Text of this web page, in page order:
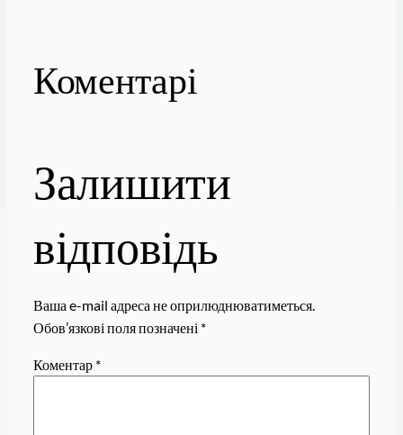
Коментарі
Залишити
відповідь
Ваша e-mail адреса не оприлюднюватиметься.
Обов’язкові поля позначені *
Коментар *